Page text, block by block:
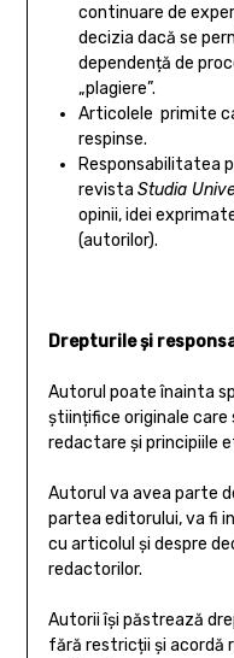
continuare de
decizia dacă se
dependență de
„plagiere”.
Articolele primite
respinse.
Responsabilitatea
revista Studia
opinii, idei
(autorilor).
Drepturile și
Autorul poate înainta
științifice originale care
redactare și principiile
Autorul va avea parte
partea editorului, va fi
cu articolul și despre
redactorilor.
Autorii își păstrează
fără restricții și acordă